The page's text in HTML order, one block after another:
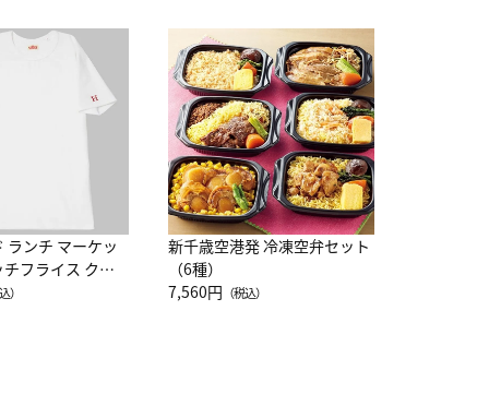
ランチ マーケッ
フライス クル
半袖Ｔシャツ
）
新千歳空港発 冷凍空弁セット
（6種）
7,560円 （税込）